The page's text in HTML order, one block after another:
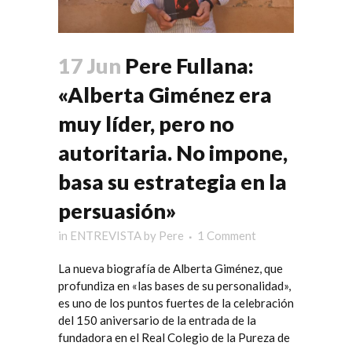
17 Jun Pere Fullana:
«Alberta Giménez era
muy líder, pero no
autoritaria. No impone,
basa su estrategia en la
persuasión»
in ENTREVISTA by Pere 1 Comment
La nueva biografía de Alberta Giménez, que
profundiza en «las bases de su personalidad»,
es uno de los puntos fuertes de la celebración
del 150 aniversario de la entrada de la
fundadora en el Real Colegio de la Pureza de